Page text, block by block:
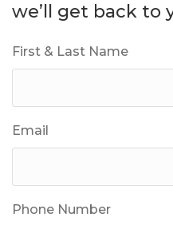
we’ll get back to
First & Last Name
Email
Phone Number